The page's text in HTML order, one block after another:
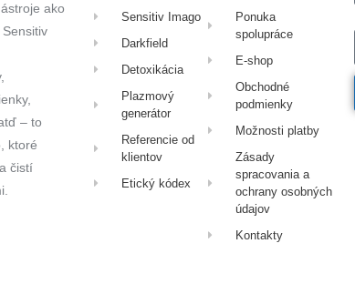
ako
– to
ktoré
čistí
Sensitiv Imago
Darkfield
Detoxikácia
Plazmový
generátor
Referencie od
klientov
Etický kódex
Ponuka
spolupráce
E-shop
Obchodné
podmienky
Možnosti platby
Zásady
spracovania a
ochrany osobných
údajov
Kontakty